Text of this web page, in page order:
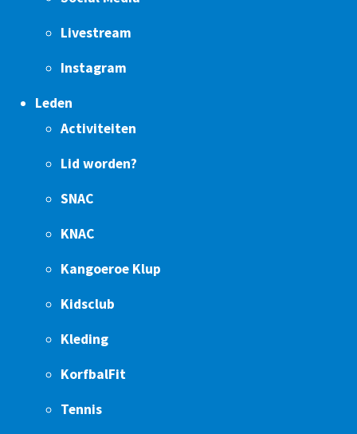
Livestream
Instagram
Leden
Activiteiten
Lid worden?
SNAC
KNAC
Kangoeroe Klup
Kidsclub
Kleding
KorfbalFit
Tennis